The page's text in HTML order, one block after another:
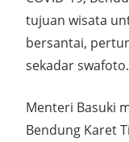
tujuan wisata
bersantai,
sekadar swafoto.
Menteri Basuki
Bendung Karet